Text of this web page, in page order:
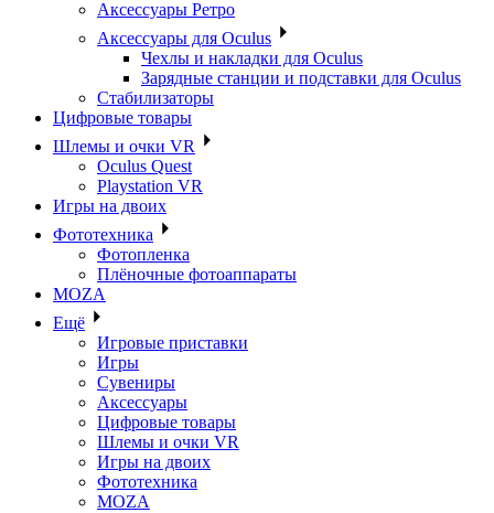
Аксессуары Ретро
Аксессуары для Oculus
Чехлы и накладки для Oculus
Зарядные станции и подставки для Oculus
Стабилизаторы
Цифровые товары
Шлемы и очки VR
Oculus Quest
Playstation VR
Игры на двоих
Фототехника
Фотопленка
Плёночные фотоаппараты
MOZA
Ещё
Игровые приставки
Игры
Сувениры
Аксессуары
Цифровые товары
Шлемы и очки VR
Игры на двоих
Фототехника
MOZA